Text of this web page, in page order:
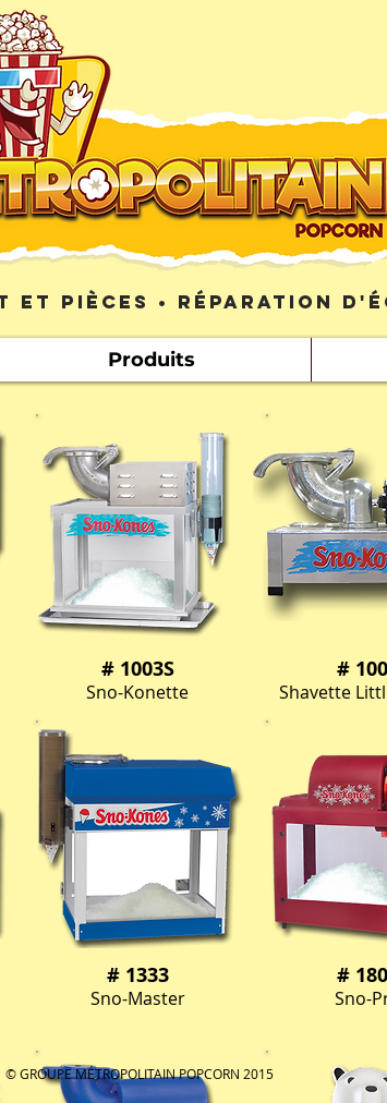
et pièces • Réparation
Produits
# 1003S
Sno-Konette
# 1333
Sno-Master
#
Shavette
#
Sno-
© GROUPE MÉTROPOLITAIN POPCORN 2015